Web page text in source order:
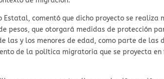
Estatal, comentó que dicho proyecto se realiza
pesos, que otorgará medidas de protección
las y los menores de edad, como parte de las
de la política migratoria que se proyecta en